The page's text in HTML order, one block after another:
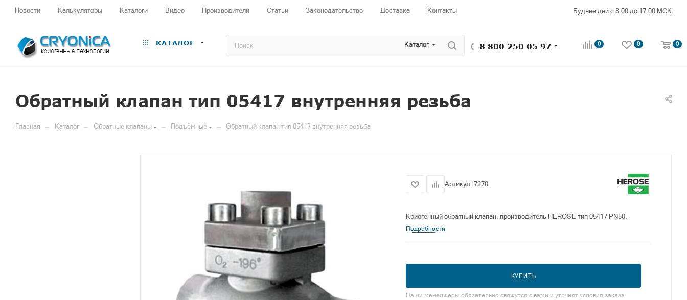
Новости Калькуляторы Каталоги Видео Производители Статьи Законодательство Доставка Контакты Будние дни с 8:00 до 17:00 МСК
КАТАЛОГ Каталог 8 800 250 05 97 0 0 0
Обратный клапан тип 05417 внутренняя резьба
Главная — Каталог — Обратные клапаны — Подъёмные — Обратный клапан тип 05417 внутренняя резьба
Артикул: 7270
Криогенный обратный клапан, производитель HEROSE тип 05417 PN50.
Подробности
КУПИТЬ
Наши менеджеры обязательно свяжутся с вами и уточнят условия заказа